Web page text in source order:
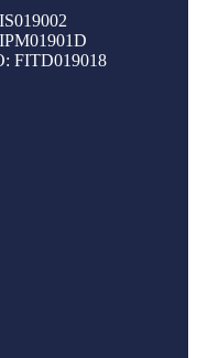
FITD019018